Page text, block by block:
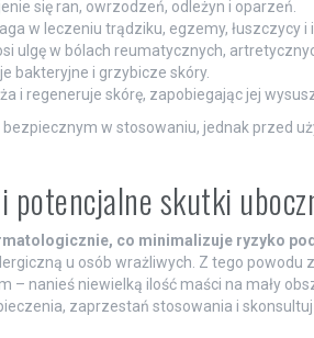
się ran, owrzodzeń, odleżyn i oparzeń.
w leczeniu trądziku, egzemy, łuszczycy i
ulgę w bólach reumatycznych,
bakteryjne i grzybicze skóry.
i regeneruje skórę, zapobiegając jej
w stosowaniu, jednak przed
potencjalne skutki
co minimalizuje ryzyko
u osób wrażliwych. Z tego powodu
nanieś niewielką ilość maści na mały
zaprzestań stosowania i skonsultuj